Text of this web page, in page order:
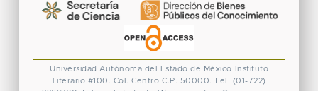
Universidad Autónoma del Estado de México
Instituto
Literario #100. Col. Centro C.P. 50000. Tel. (01-722)